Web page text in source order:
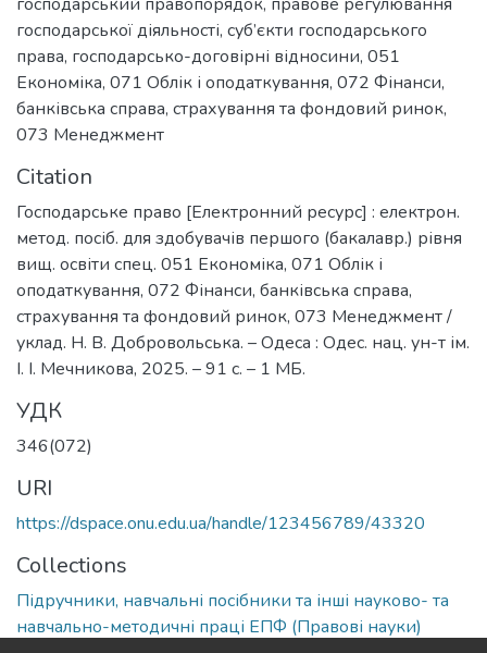
господарської діяльності, суб’єкти господарського
права, господарсько-договірні відносини, 051
Економіка, 071 Облік і оподаткування, 072 Фінанси,
банківська справа, страхування та фондовий ринок,
073 Менеджмент
Citation
Господарське право [Електронний ресурс] : електрон.
метод. посіб. для здобувачів першого (бакалавр.) рівня
вищ. освіти спец. 051 Економіка, 071 Облік і
оподаткування, 072 Фінанси, банківська справа,
страхування та фондовий ринок, 073 Менеджмент /
уклад. Н. В. Добровольська. – Одеса : Одес. нац. ун-т ім.
І. І. Мечникова, 2025. – 91 с. – 1 МБ.
УДК
346(072)
URI
https://dspace.onu.edu.ua/handle/123456789/43320
Collections
Підручники, навчальні посібники та інші науково- та
навчально-методичні праці ЕПФ (Правові науки)